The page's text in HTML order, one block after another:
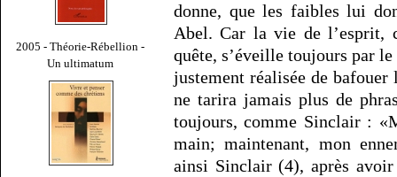
2005 - Théorie-Rébellion -
Un ultimatum
donne, que les faibles lui
Abel. Car la vie de l’esprit,
quête, s’éveille toujours par
justement réalisée de
ne tarira jamais plus de
toujours, comme Sinclair :
main; maintenant, mon
ainsi Sinclair (4), après